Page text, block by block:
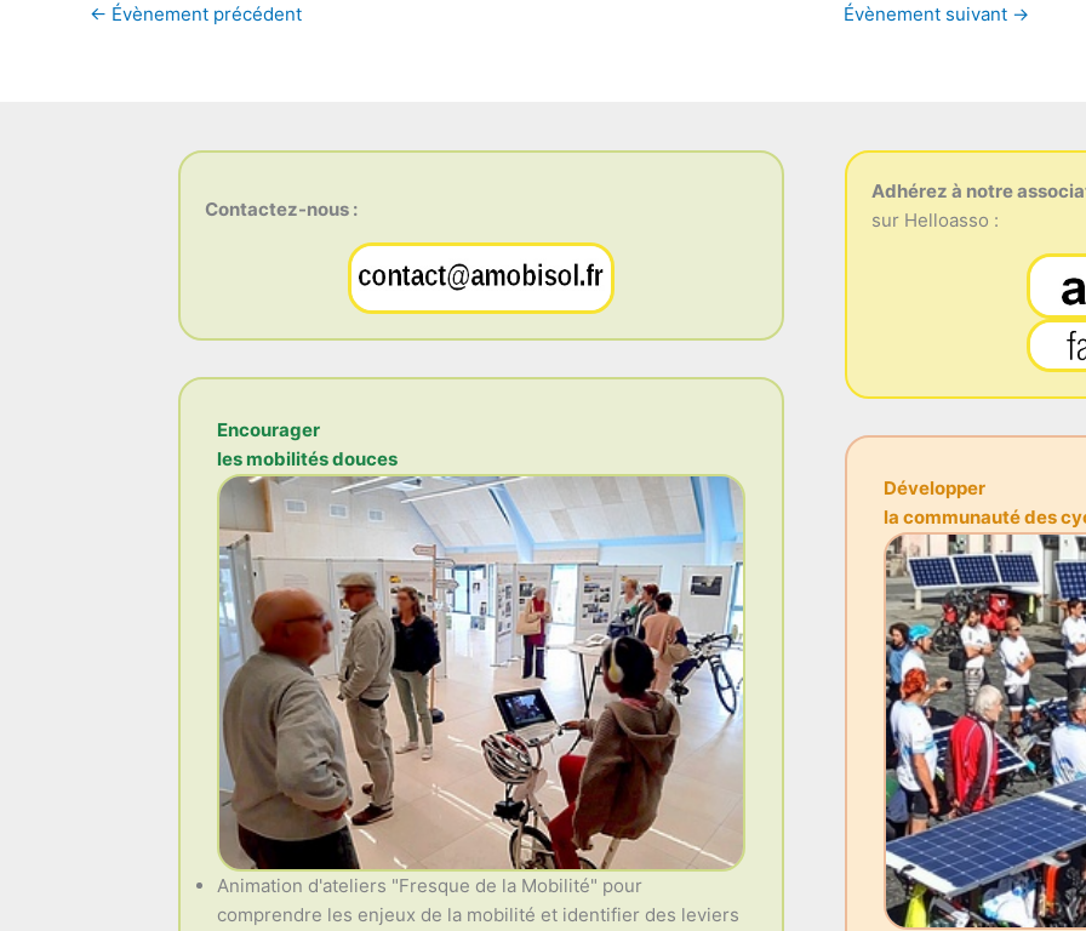
← Évènement précédent Évènement suivant →
Contactez-nous :
Encourager
les mobilités douces
Animation d'ateliers "Fresque de la Mobilité" pour
comprendre les enjeux de la mobilité et identifier des leviers
Adhérez à notre
sur Helloasso :
Développer
la communauté des